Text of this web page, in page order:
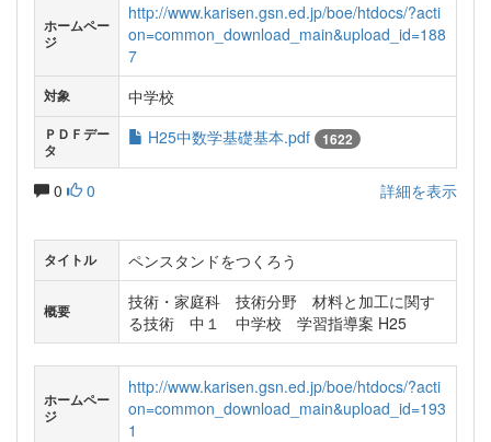
ホームペー
ジ
http://www.karisen.gsn.ed.jp/boe/htdocs/?acti
on=common_download_main&upload_id=188
7
対象 中学校
ＰＤＦデー
タ
H25中数学基礎基本.pdf 1622
0 0 詳細を表示
タイトル ペンスタンドをつくろう
概要
技術・家庭科 技術分野 材料と加工に関す
る技術 中１ 中学校 学習指導案 H25
ホームペー
ジ
http://www.karisen.gsn.ed.jp/boe/htdocs/?acti
on=common_download_main&upload_id=193
1